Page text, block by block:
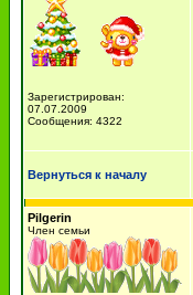
Зарегистрирован:
07.07.2009
Сообщения: 4322
Вернуться к началу
Pilgerin
Член семьи